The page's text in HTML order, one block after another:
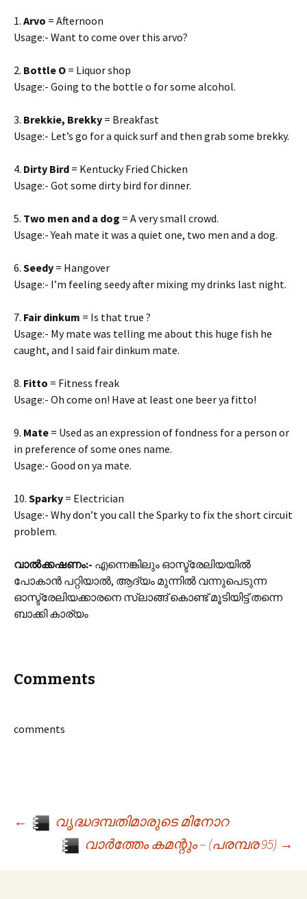
1. Arvo = Afternoon
Usage:- Want to come over this arvo?
2. Bottle O = Liquor shop
Usage:- Going to the bottle o for some alcohol.
3. Brekkie, Brekky = Breakfast
Usage:- Let’s go for a quick surf and then grab some brekky.
4. Dirty Bird = Kentucky Fried Chicken
Usage:- Got some dirty bird for dinner.
5. Two men and a dog = A very small crowd.
Usage:- Yeah mate it was a quiet one, two men and a dog.
6. Seedy = Hangover
Usage:- I’m feeling seedy after mixing my drinks last night.
7. Fair dinkum = Is that true ?
Usage:- My mate was telling me about this huge fish he
caught, and I said fair dinkum mate.
8. Fitto = Fitness freak
Usage:- Oh come on! Have at least one beer ya fitto!
9. Mate = Used as an expression of fondness for a person or
in preference of some ones name.
Usage:- Good on ya mate.
10. Sparky = Electrician
Usage:- Why don’t you call the Sparky to fix the short circuit
problem.
വാൽക്കഷണം:- എന്നെങ്കിലും ഓസ്ട്രേലിയയിൽ
പോകാൻ പറ്റിയാൽ, ആദ്യം മുന്നിൽ വന്നുപെടുന്ന
ഓസ്ട്രേലിയക്കാരനെ സ്ലാങ്ങ് കൊണ്ട് മൂടിയിട്ട് തന്നെ
ബാക്കി കാര്യം
Comments
comments
Post navigation
←
വൃദ്ധദമ്പതിമാരുടെ മിനോറ
വാർത്തേം കമന്റും – (പരമ്പര 95) →